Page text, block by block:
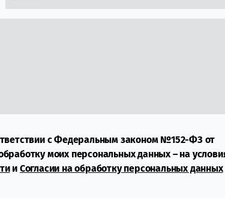
с Федеральным законом №152-ФЗ от
моих персональных данных – на
и Согласии на обработку персональных данных